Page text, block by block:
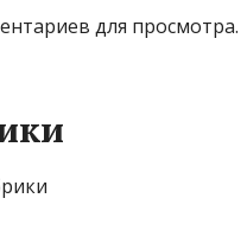
для просмотра.